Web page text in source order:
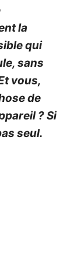
la
qui
sans
vous,
de
? Si
seul.